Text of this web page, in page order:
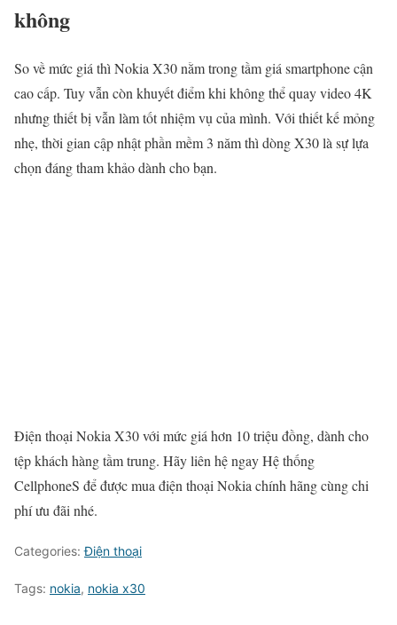
không
So về mức giá thì Nokia X30 nằm trong tầm giá smartphone cận
cao cấp. Tuy vẫn còn khuyết điểm khi không thể quay video 4K
nhưng thiết bị vẫn làm tốt nhiệm vụ của mình. Với thiết kế mỏng
nhẹ, thời gian cập nhật phần mềm 3 năm thì dòng X30 là sự lựa
chọn đáng tham khảo dành cho bạn.
Điện thoại Nokia X30 với mức giá hơn 10 triệu đồng, dành cho
tệp khách hàng tầm trung. Hãy liên hệ ngay Hệ thống
CellphoneS để được mua điện thoại Nokia chính hãng cùng chi
phí ưu đãi nhé.
Categories:Điện thoại
Tags: nokia, nokia x30